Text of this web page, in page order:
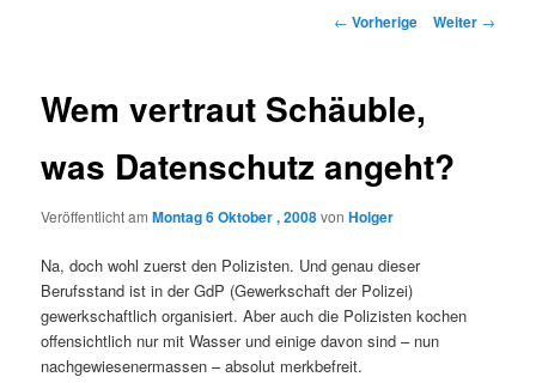
Beitrags-
← Vorherige Weiter →
Wem vertraut Schäuble,
was Datenschutz angeht?
Veröffentlicht amMontag 6 Oktober , 2008vonHolger
Na, doch wohl zuerst den Polizisten. Und genau dieser
Berufsstand ist in der GdP (Gewerkschaft der Polizei)
gewerkschaftlich organisiert. Aber auch die Polizisten kochen
offensichtlich nur mit Wasser und einige davon sind – nun
nachgewiesenermassen – absolut merkbefreit.